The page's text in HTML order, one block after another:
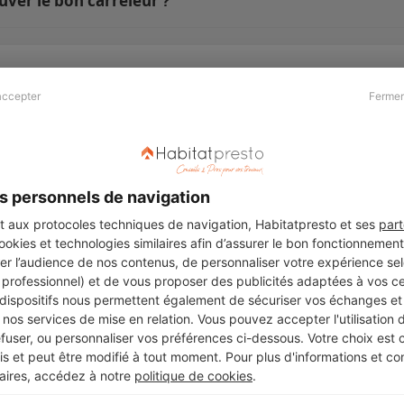
personnels de navigation
aux protocoles techniques de navigation, Habitatpresto et ses
et technologies similaires afin d’assurer le bon
l’audience de nos contenus, de personnaliser votre expérience
et de vous proposer des publicités adaptées à vos
nous permettent également de sécuriser vos échanges
services de mise en relation. Vous pouvez accepter l'utilisation
ou personnaliser vos préférences ci-dessous. Votre choix est
et peut être modifié à tout moment. Pour plus d'informations et
accédez à notre politique de cookies.
Revue de presse
Légal
Charte cookies
Suivez-nous